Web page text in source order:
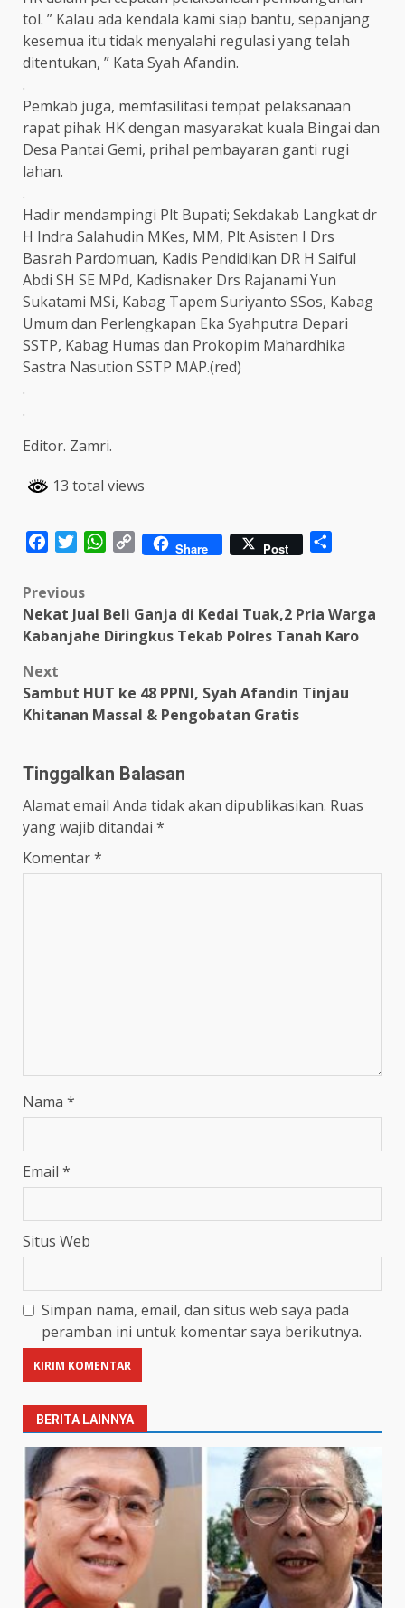
tol. ” Kalau ada kendala kami siap bantu, sepanjang
kesemua itu tidak menyalahi regulasi yang telah
ditentukan, ” Kata Syah Afandin.
.
Pemkab juga, memfasilitasi tempat pelaksanaan
rapat pihak HK dengan masyarakat kuala Bingai dan
Desa Pantai Gemi, prihal pembayaran ganti rugi
lahan.
.
Hadir mendampingi Plt Bupati; Sekdakab Langkat dr
H Indra Salahudin MKes, MM, Plt Asisten I Drs
Basrah Pardomuan, Kadis Pendidikan DR H Saiful
Abdi SH SE MPd, Kadisnaker Drs Rajanami Yun
Sukatami MSi, Kabag Tapem Suriyanto SSos, Kabag
Umum dan Perlengkapan Eka Syahputra Depari
SSTP, Kabag Humas dan Prokopim Mahardhika
Sastra Nasution SSTP MAP.(red)
.
.
Editor. Zamri.
13 total views
FacebookTwitterWhatsApp
Copy Share Post
Post
navigation
Previous
Nekat Jual Beli Ganja di Kedai Tuak,2 Pria Warga
Kabanjahe Diringkus Tekab Polres Tanah Karo
Next
Sambut HUT ke 48 PPNI, Syah Afandin Tinjau
Khitanan Massal & Pengobatan Gratis
Tinggalkan Balasan
Alamat email Anda tidak akan dipublikasikan. Ruas
yang wajib ditandai *
Komentar*
Nama *
Email *
Situs Web
Simpan nama, email, dan situs web saya pada
peramban ini untuk komentar saya berikutnya.
BERITA LAINNYA